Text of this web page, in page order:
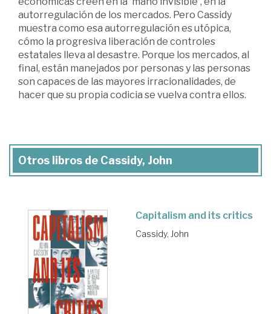
autorregulación de los mercados. Pero Cassidy
muestra como esa autorregulación es utópica,
cómo la progresiva liberación de controles
estatales lleva al desastre. Porque los mercados, al
final, están manejados por personas y las personas
son capaces de las mayores irracionalidades, de
hacer que su propia codicia se vuelva contra ellos.
Otros libros de Cassidy, John
Capitalism and its critics
Cassidy, John